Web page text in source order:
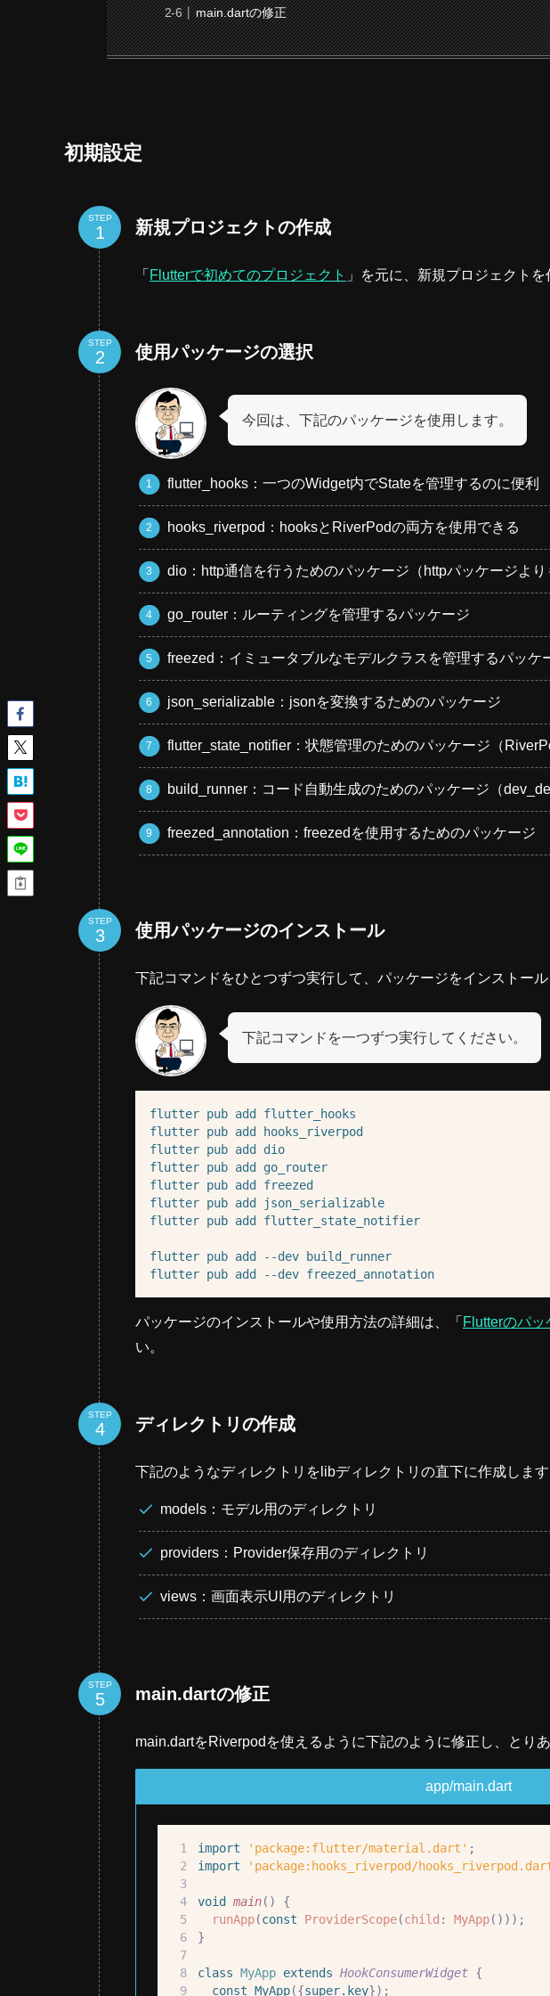
main.dartの修正
初期設定
STEP 新規プロジェクトの作成
「 Flutterで初めてのプロジェクト 」を元に、新規プロジェクトを
STEP 使用パッケージの選択
今回は、下記のパッケージを使用します。
flutter_hooks：一つのWidget内でStateを管理するのに便利
hooks_riverpod：hooksとRiverPodの両方を使用できる
dio：http通信を行うためのパッケージ（httpパッケージより
go_router：ルーティングを管理するパッケージ
freezed：イミュータブルなモデルクラスを管理するパッケ
json_serializable：jsonを変換するためのパッケージ
flutter_state_notifier：状態管理のためのパッケージ（
build_runner：コード自動生成のためのパッケージ（
freezed_annotation：freezedを使用するためのパッケージ
STEP 使用パッケージのインストール
下記コマンドをひとつずつ実行して、パッケージをインストール
下記コマンドを一つずつ実行してください。
flutter pub add
flutter_hooks
flutter pub add
hooks_riverpod
flutter pub add
dio
flutter pub add
go_router
flutter pub add
freezed
flutter pub add
json_serializable
flutter pub add flutter_state_notifier
flutter pub add --dev
build_runner
flutter pub add --dev freezed_annotation
パッケージのインストールや使用方法の詳細は、「 Flutterのパ
い。
STEP ディレクトリの作成
下記のようなディレクトリをlibディレクトリの直下に作成します
models：モデル用のディレクトリ
providers：Provider保存用のディレクトリ
views：画面表示UI用のディレクトリ
STEP main.dartの修正
main.dartをRiverpodを使えるように下記のように修正し、とり
app/main.dart
import 'package:flutter/material.dart' ;
import
'package:hooks_riverpod/
void main()
{
runApp(const ProviderScope(child : MyApp()));
}
class MyApp extends HookConsumerWidget {
const MyApp({super. key});